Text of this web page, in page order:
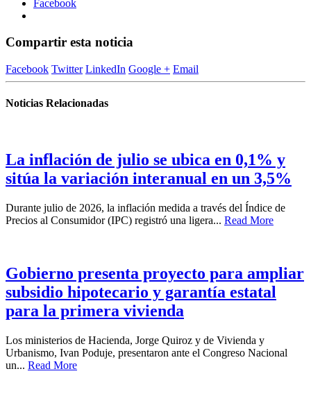
Facebook
Compartir esta noticia
Facebook Twitter LinkedIn Google + Email
Noticias Relacionadas
La inflación de julio se ubica en 0,1% y
sitúa la variación interanual en un 3,5%
Durante julio de 2026, la inflación medida a través del Índice de
Precios al Consumidor (IPC) registró una ligera... Read More
Gobierno presenta proyecto para ampliar
subsidio hipotecario y garantía estatal
para la primera vivienda
Los ministerios de Hacienda, Jorge Quiroz y de Vivienda y
Urbanismo, Ivan Poduje, presentaron ante el Congreso Nacional
un... Read More